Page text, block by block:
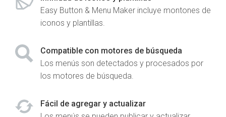
Easy Button & Menu Maker incluye montones de
iconos y plantillas.
Compatible con motores de búsqueda
Los menús son detectados y procesados por
los motores de búsqueda.
Fácil de agregar y actualizar